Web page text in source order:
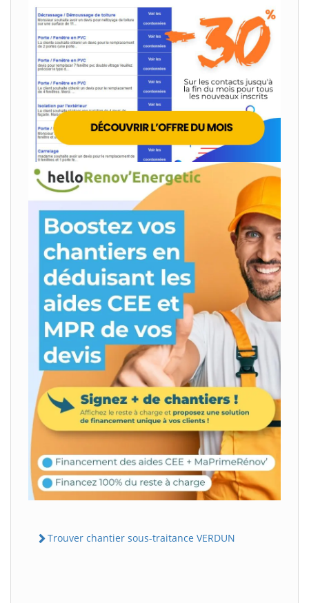
Trouver chantier sous-traitance VERDUN